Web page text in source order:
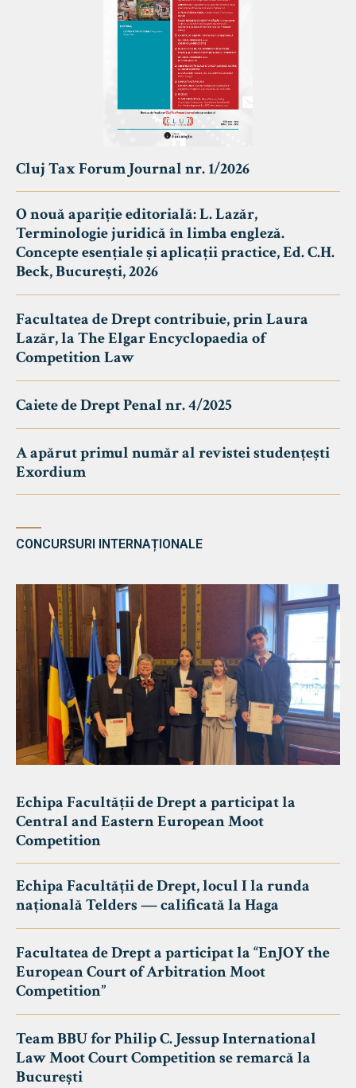
Cluj Tax Forum Journal nr. 1/2026
O nouă apariție editorială: L. Lazăr,
Terminologie juridică în limba engleză.
Concepte esențiale și aplicații practice, Ed. C.H.
Beck, București, 2026
Facultatea de Drept contribuie, prin Laura
Lazăr, la The Elgar Encyclopaedia of
Competition Law
Caiete de Drept Penal nr. 4/2025
A apărut primul număr al revistei studențești
Exordium
CONCURSURI INTERNAȚIONALE
Echipa Facultății de Drept a participat la
Central and Eastern European Moot
Competition
Echipa Facultății de Drept, locul I la runda
națională Telders — calificată la Haga
Facultatea de Drept a participat la “EnJOY the
European Court of Arbitration Moot
Competition”
Team BBU for Philip C. Jessup International
Law Moot Court Competition se remarcă la
București